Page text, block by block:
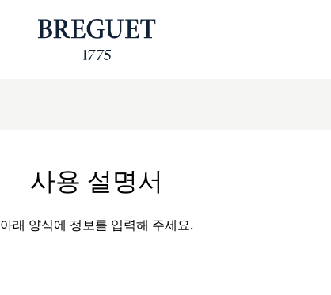
사용 설명서
아래 양식에 정보를 입력해 주세요.